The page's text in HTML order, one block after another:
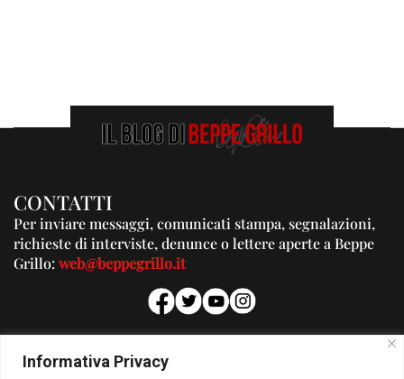
Informativa Privacy
CONTATTI
Per inviare messaggi, comunicati stampa, segnalazioni,
richieste di interviste, denunce o lettere aperte a Beppe
Grillo:web@beppegrillo.it
PUBBLICITA'
Per la tua pubblicità su questo Blog: